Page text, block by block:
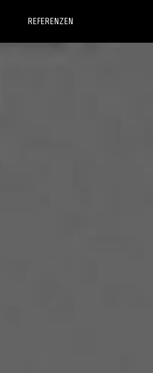
REFERENZEN